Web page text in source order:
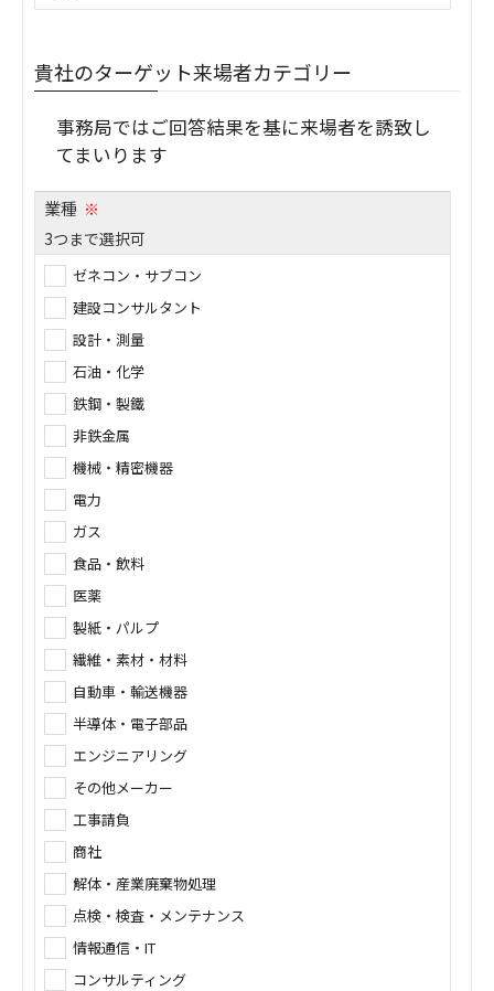
貴社のターゲット来場者カテゴリー
事務局ではご回答結果を基に来場者を誘致し
てまいります
業種 ※
3つまで選択可
ゼネコン・サブコン
建設コンサルタント
設計・測量
石油・化学
鉄鋼・製鐵
非鉄金属
機械・精密機器
電力
ガス
食品・飲料
医薬
製紙・パルプ
繊維・素材・材料
自動車・輸送機器
半導体・電子部品
エンジニアリング
その他メーカー
工事請負
商社
解体・産業廃棄物処理
点検・検査・メンテナンス
情報通信・IT
コンサルティング